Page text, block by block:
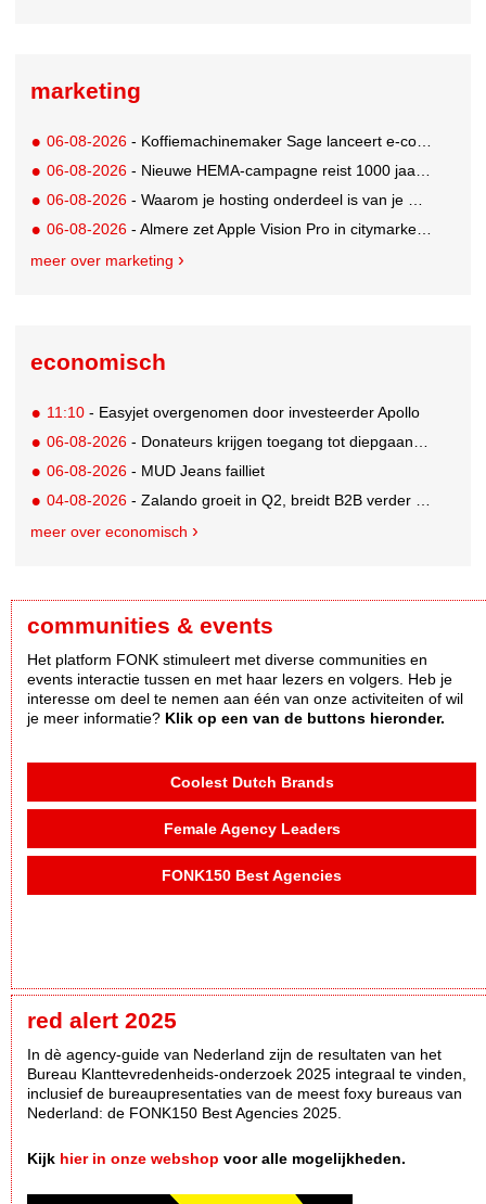
marketing
06-08-2026 - Koffiemachinemaker Sage lanceert e-commerceplatform voor koffieliefhebbers
06-08-2026 - Nieuwe HEMA-campagne reist 1000 jaar terug in de tijd naar 'Hemastein'
06-08-2026 - Waarom je hosting onderdeel is van je merkstrategie
06-08-2026 - Almere zet Apple Vision Pro in citymarketing
meer over marketing
economisch
11:10 - Easyjet overgenomen door investeerder Apollo
06-08-2026 - Donateurs krijgen toegang tot diepgaandere informatie over goede doelen
06-08-2026 - MUD Jeans failliet
04-08-2026 - Zalando groeit in Q2, breidt B2B verder uit en innoveert met AI
meer over economisch
communities & events
Het platform FONK stimuleert met diverse communities en
events interactie tussen en met haar lezers en volgers. Heb je
interesse om deel te nemen aan één van onze activiteiten of wil
je meer informatie? Klik op een van de buttons hieronder.
Coolest Dutch Brands
Female Agency Leaders
FONK150 Best Agencies
red alert 2025
In dè agency-guide van Nederland zijn de resultaten van het
Bureau Klanttevredenheids-onderzoek 2025 integraal te vinden,
inclusief de bureaupresentaties van de meest foxy bureaus van
Nederland: de FONK150 Best Agencies 2025.
Kijk hier in onze webshop voor alle mogelijkheden.